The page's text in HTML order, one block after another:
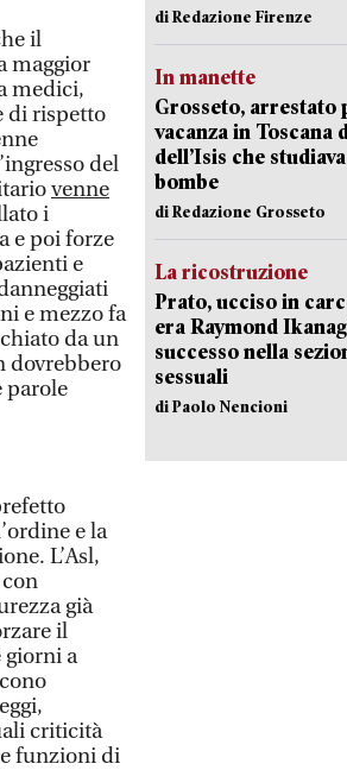
il
maggior
medici,
di rispetto
del
venne
i
e poi forze
e
e mezzo fa
da un
dovrebbero
parole
e la
L’Asl,
già
il
giorni a
criticità
funzioni di
di Redazione Firenze
In manette
Grosseto, arrestato
vacanza in Toscana
dell’Isis che
bombe
di Redazione Grosseto
La ricostruzione
Prato, ucciso in
era Raymond
successo nella
sessuali
di Paolo Nencioni